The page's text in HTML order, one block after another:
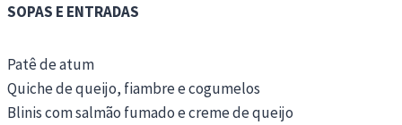
SOPAS E ENTRADAS
Patê de atum
Quiche de queijo, fiambre e cogumelos
Blinis com salmão fumado e creme de queijo